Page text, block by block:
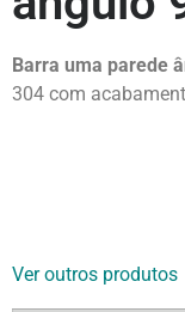
Barra uma parede
304 com
Ver outros produtos